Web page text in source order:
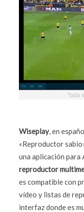
Wiseplay , en
«Reproductor
una aplicación para
reproductor
es compatible con
vídeo y listas de
interfaz donde es